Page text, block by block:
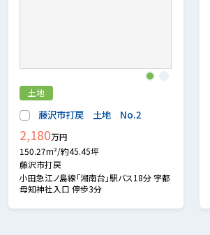
1
藤沢市打戻 土地 No.2
土地
2,180万円
150.27m²/約45.45坪
藤沢市打戻
小田急江ノ島線「湘南台」駅バス18分 宇都
母知神社入口 停歩3分